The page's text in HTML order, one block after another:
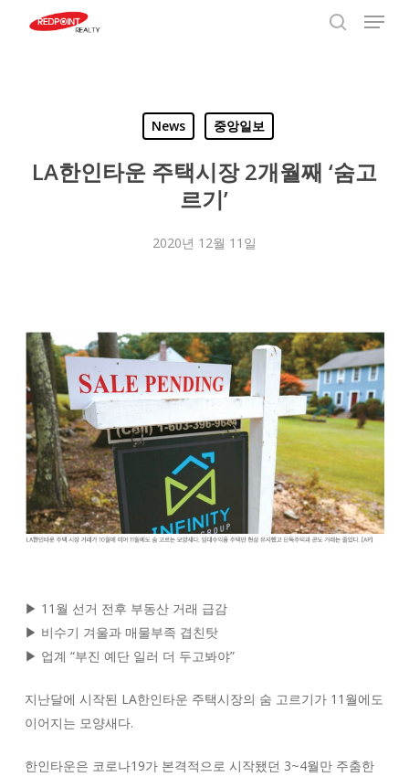
Menu
News 중앙일보
LA한인타운 주택시장 2개월째 ‘숨고
르기’
2020년 12월 11일
▶ 11월 선거 전후 부동산 거래 급감
▶ 비수기 겨울과 매물부족 겹친탓
▶ 업계 “부진 예단 일러 더 두고봐야”
지난달에 시작된 LA한인타운 주택시장의 숨 고르기가 11월에도
이어지는 모양새다.
한인타운은 코로나19가 본격적으로 시작됐던 3~4월만 주춤한